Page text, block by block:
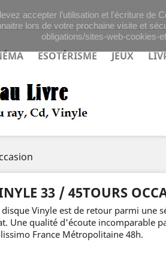
accepter l’utilisation et l'écriture
lors de votre prochaine visite et
obligations/sites-web-cookies-
ESOTÉRISME JEUX
33 / 45TOURS
disque Vinyle est de retour parmi une
Une qualité d'écoute incomparable
France Métropolitaine 48h.